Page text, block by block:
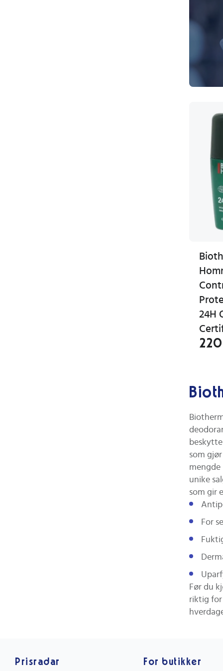
24H
som
mengde
unike
som gir
For
Før du
riktig for
Prisradar For butikker